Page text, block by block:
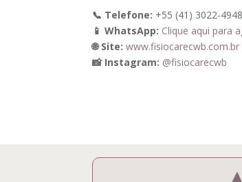
📞 Telefone: +55 (41) 3022-4948
📱 WhatsApp: Clique aqui para
🌐 Site: www.fisiocarecwb.com.br
📸 Instagram: @fisiocarecwb